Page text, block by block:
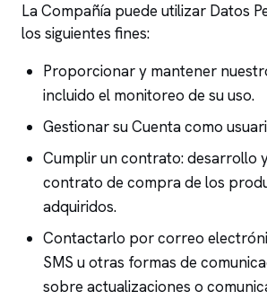
La Compañía puede utilizar Datos
los siguientes fines:
Proporcionar y mantener
incluido el monitoreo de su uso.
Gestionar su Cuenta como
Cumplir un contrato: desarrollo
contrato de compra de los
adquiridos.
Contactarlo por correo
SMS u otras formas de
sobre actualizaciones o